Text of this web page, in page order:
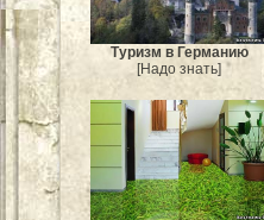
Туризм в Германию
[Надо знать]